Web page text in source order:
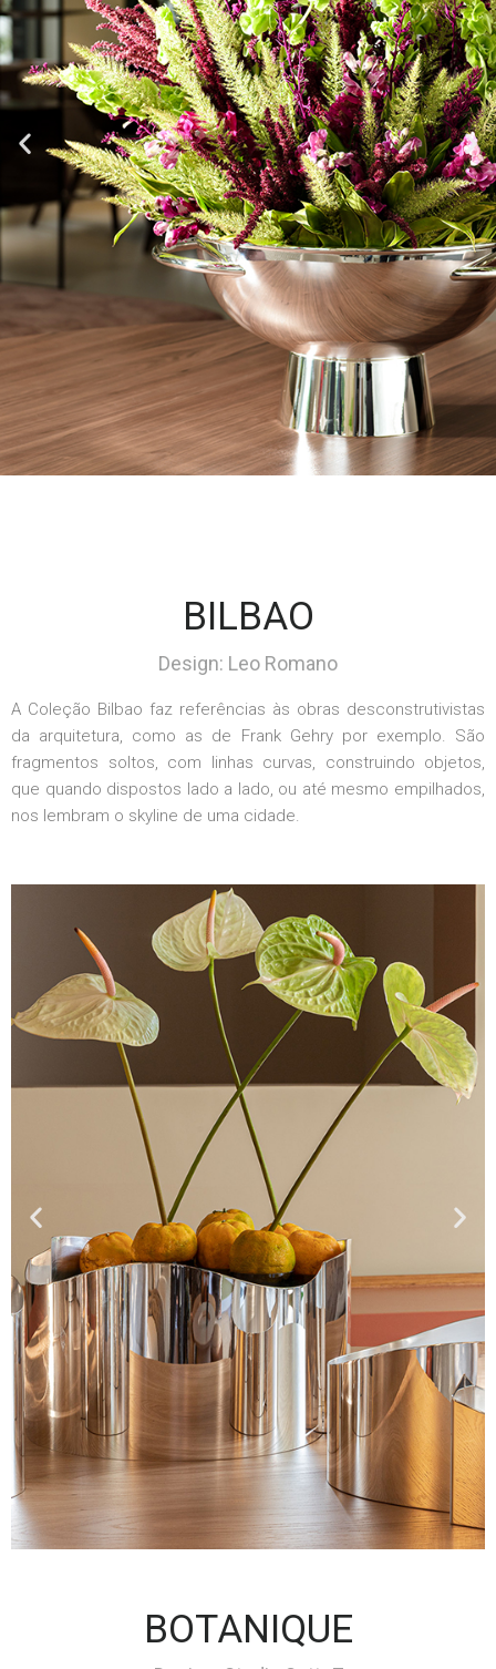
BILBAO
Design: Leo Romano
A Coleção Bilbao faz referências às obras desconstrutivistas
da arquitetura, como as de Frank Gehry por exemplo. São
fragmentos soltos, com linhas curvas, construindo objetos,
que quando dispostos lado a lado, ou até mesmo empilhados,
nos lembram o skyline de uma cidade.
BOTANIQUE